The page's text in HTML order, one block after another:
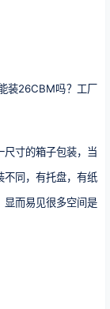
装26CBM吗？工厂
尺寸的箱子包装，当
不同，有托盘，有纸
显而易见很多空间是